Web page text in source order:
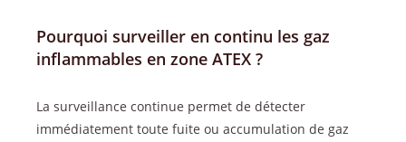
Pourquoi surveiller en continu les gaz
inflammables en zone ATEX ?
La surveillance continue permet de détecter
immédiatement toute fuite ou accumulation de gaz